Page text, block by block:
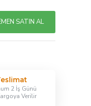
SATIN AL
2 İş Günü
Verilir